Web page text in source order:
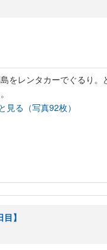
をレンタカーでぐるり。
見る（写真92枚）
】